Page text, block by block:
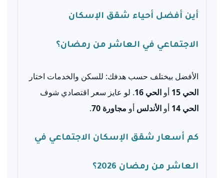
أين أفضل أحياء شقق الإسكان
الاجتماعي في العاشر من رمضان؟
الأفضل بيختلف حسب هدفك: للسكن والخدمات اختار
الحي 15
أو الحي 16
. لو عايز سعر اقتصادي شوف
الحي 14
أو الأندلس أو مجاورة 70 .
كم أسعار شقق الإسكان الاجتماعي في
العاشر من رمضان 2026؟